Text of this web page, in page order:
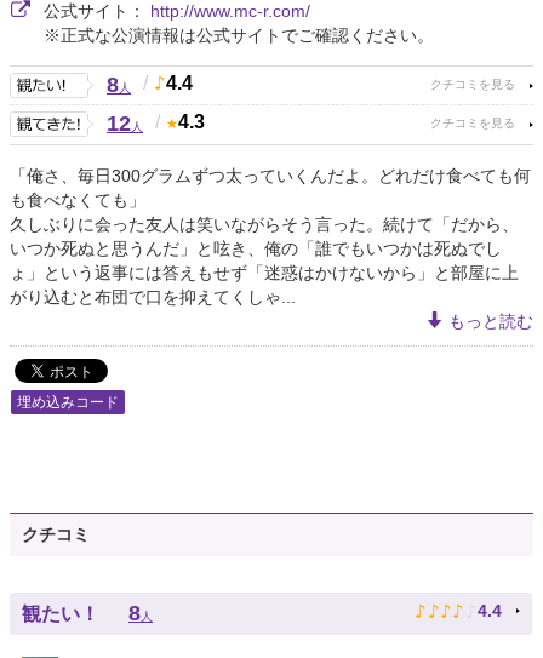
公式サイト： http://www.mc-r.com/
※正式な公演情報は公式サイトでご確認ください。
8人 / 4.4
12人 / 4.3
「俺さ、毎日300グラムずつ太っていくんだよ。どれだけ食べても何
も食べなくても」
久しぶりに会った友人は笑いながらそう言った。続けて「だから、
いつか死ぬと思うんだ」と呟き、俺の「誰でもいつかは死ぬでし
ょ」という返事には答えもせず「迷惑はかけないから」と部屋に上
がり込むと布団で口を抑えてくしゃ...
もっと読む
埋め込みコード
クチコミ
観たい！ 8人 ♪ ♪ ♪ ♪ ♪ 4.4